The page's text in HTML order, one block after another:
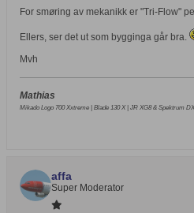
For smøring av mekanikk er "Tri-Flow"
Ellers, ser det ut som bygginga går bra.
Mvh
Mathias
Mikado Logo 700 Xxtreme | Blade 130 X | JR XG8 & Spektrum
affa
Super Moderator